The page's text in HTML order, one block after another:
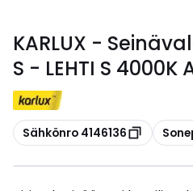
KARLUX -
S - LEHTI S 4000K
Kopioi
Sähkönro 4146136 Kopioi